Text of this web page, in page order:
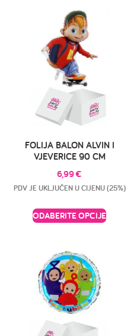
FOLIJA BALON ALVIN I
VJEVERICE 90 CM
6,99€
PDV JE UKLJUČEN U CIJENU (25%)
ODABERITE OPCIJE